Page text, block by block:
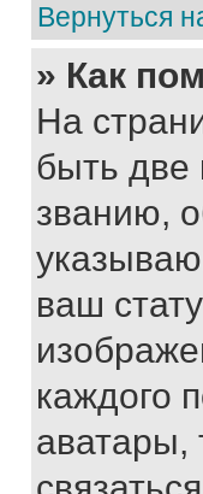
Вернуться
» Как
На
быть две
званию,
ваш
каждого
аватары,